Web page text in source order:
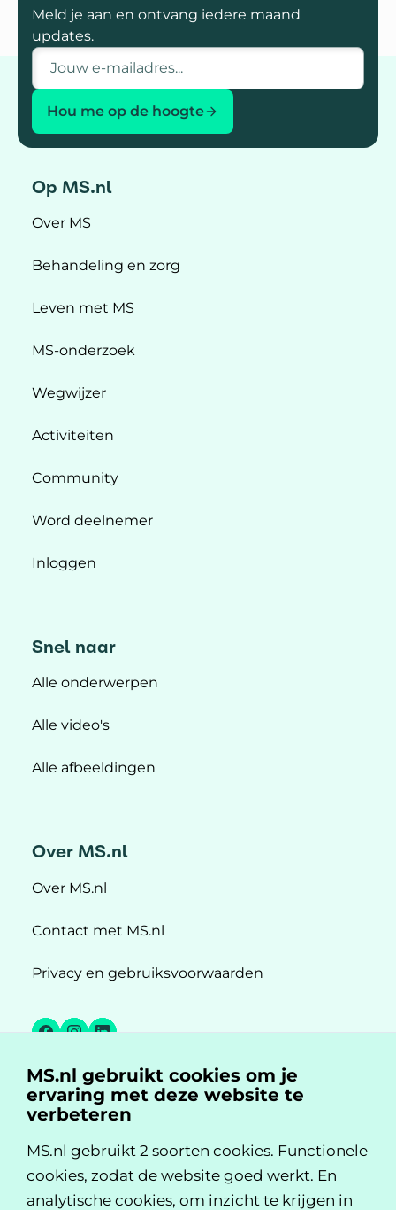
Meld je aan en ontvang iedere maand
updates.
E-mailadres
Hou me op de hoogte
Op MS.nl
Over MS
Behandeling en zorg
Leven met MS
MS-onderzoek
Wegwijzer
Activiteiten
Community
Word deelnemer
Inloggen
Snel naar
Alle onderwerpen
Alle video's
Alle afbeeldingen
Over MS.nl
Over MS.nl
Contact met MS.nl
Privacy en gebruiksvoorwaarden
Facebook
Instagram
LinkedIn
MS.nl is een initiatief van:
MS.nl gebruikt cookies om je
ervaring met deze website te
verbeteren
MS.nl gebruikt 2 soorten cookies. Functionele
cookies, zodat de website goed werkt. En
analytische cookies, om inzicht te krijgen in